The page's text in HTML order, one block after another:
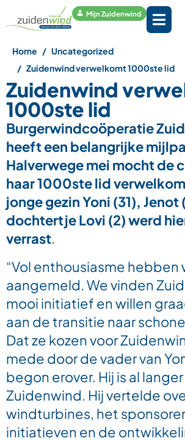
Mijn Zuidenwind
Home
Uncategorized
Zuidenwind verwelkomt 1000ste lid
Zuidenwind
1000ste lid
Burgerwindcoöperatie
heeft een belangrijke
Halverwege mei mocht de
haar 1000ste lid
jonge gezin Yoni (31), Jenot
dochtertje Lovi (2) werd
verrast.
“Vol enthousiasme hebben
aangemeld. We vinden
mooi initiatief en willen
aan de transitie naar
Dat ze kozen voor
mede door de vader van
begon erover. Hij is al
Zuidenwind. Hij vertelde
windturbines, het
initiatieven en de